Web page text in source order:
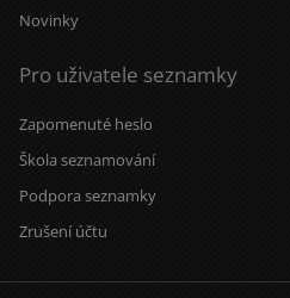
Novinky
Pro uživatele seznamky
Zapomenuté heslo
Škola seznamování
Podpora seznamky
Zrušení účtu